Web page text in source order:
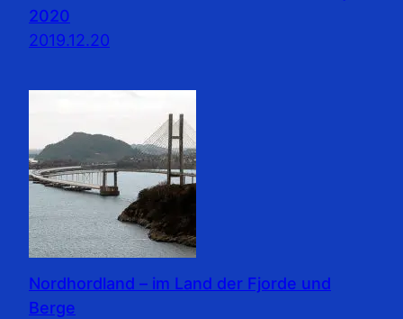
2020
2019.12.20
Nordhordland – im Land der Fjorde und
Berge